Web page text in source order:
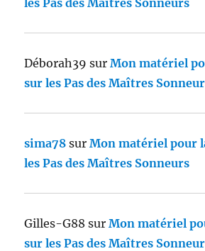
les Pas des Maîtres Sonneurs
Déborah39 surMon matériel
sur les Pas des Maîtres
sima78 surMon matériel pour
les Pas des Maîtres Sonneurs
Gilles-G88 surMon matériel
sur les Pas des Maîtres